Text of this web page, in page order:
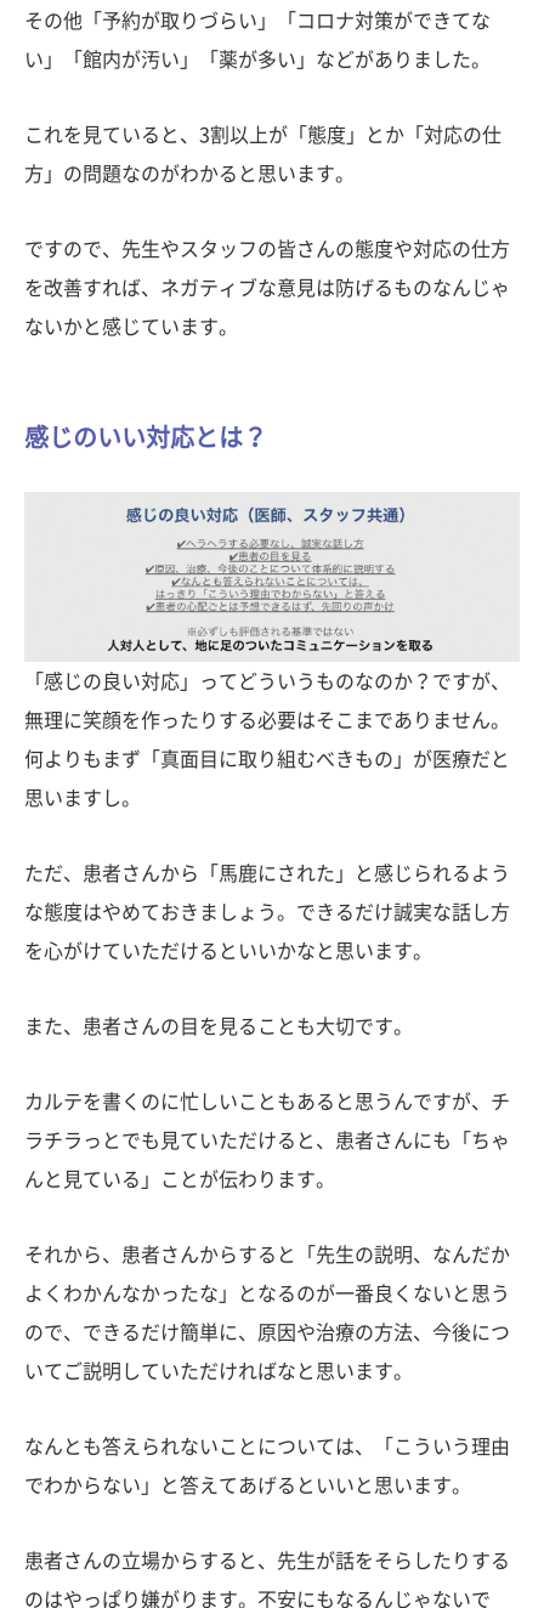
その他「予約が取りづらい」「コロナ対策ができてな
い」「館内が汚い」「薬が多い」などがありました。
これを見ていると、3割以上が「態度」とか「対応の仕
方」の問題なのがわかると思います。
ですので、先生やスタッフの皆さんの態度や対応の仕方
を改善すれば、ネガティブな意見は防げるものなんじゃ
ないかと感じています。
感じのいい対応とは？
「感じの良い対応」ってどういうものなのか？ですが、
無理に笑顔を作ったりする必要はそこまでありません。
何よりもまず「真面目に取り組むべきもの」が医療だと
思いますし。
ただ、患者さんから「馬鹿にされた」と感じられるよう
な態度はやめておきましょう。できるだけ誠実な話し方
を心がけていただけるといいかなと思います。
また、患者さんの目を見ることも大切です。
カルテを書くのに忙しいこともあると思うんですが、チ
ラチラっとでも見ていただけると、患者さんにも「ちゃ
んと見ている」ことが伝わります。
それから、患者さんからすると「先生の説明、なんだか
よくわかんなかったな」となるのが一番良くないと思う
ので、できるだけ簡単に、原因や治療の方法、今後につ
いてご説明していただければなと思います。
なんとも答えられないことについては、「こういう理由
でわからない」と答えてあげるといいと思います。
患者さんの立場からすると、先生が話をそらしたりする
のはやっぱり嫌がります。不安にもなるんじゃないで